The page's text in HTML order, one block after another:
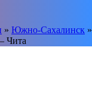
» Южно-Сахалинск »
Чита